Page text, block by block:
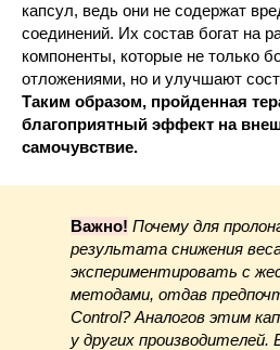
капсул, ведь они не содержат
соединений. Их состав богат на
компоненты, которые не только
отложениями, но и улучшают
Таким образом, пройденная
благоприятный эффект на
самочувствие.
Важно! Почему для
результата снижения
экспериментировать с
методами, отдав
Control? Аналогов этим
у других производителей.